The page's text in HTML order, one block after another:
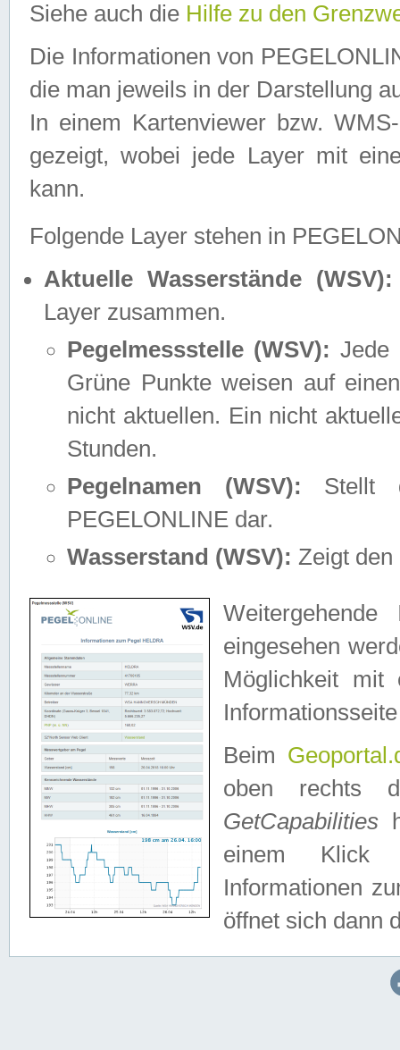
Siehe auch die Hilfe zu den
Die Informationen von
die man jeweils in der Darstellung
In einem Kartenviewer bzw.
gezeigt, wobei jede Layer mit
kann.
Folgende Layer stehen in
Aktuelle Wasserstände (WSV):
Layer zusammen.
Pegelmessstelle (WSV): Jede
Grüne Punkte weisen auf
nicht aktuellen. Ein nicht
Stunden.
Pegelnamen (WSV): Stellt
PEGELONLINE dar.
Wasserstand (WSV): Zeigt den
eingesehen
Möglichkeit mit
Beim
oben rechts
GetCapabilities
einem Klick
Informationen
öffnet sich dann